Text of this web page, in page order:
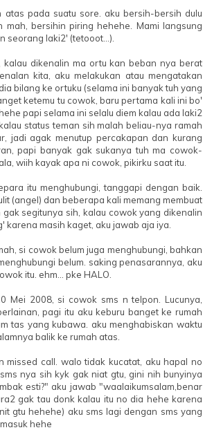
pada suatu sore. aku bersih-bersih dulu
mah, bersihin piring hehehe. Mami langsung
seorang laki2' (tetooot…).
dikenalin ma ortu kan beban nya berat
kita, aku melakukan atau mengatakan
bilang ke ortuku (selama ini banyak tuh yang
ketemu tu cowok, baru pertama kali ini bo'
papi selama ini selalu diem kalau ada laki2
status teman sih malah beliau-nya ramah
jadi agak menutup percakapan dan kurang
papi banyak gak sukanya tuh ma cowok-
wiih kayak apa ni cowok, pikirku saat itu.
itu menghubungi, tanggapi dengan baik.
(angel) dan beberapa kali memang membuat
segitunya sih, kalau cowok yang dikenalin
karena masih kaget, aku jawab aja iya.
si cowok belum juga menghubungi, bahkan
belum. saking penasarannya, aku
itu. ehm... pke HALO.
Mei 2008, si cowok sms n telpon. Lucunya,
pagi itu aku keburu banget ke rumah
tas yang kubawa. aku menghabiskan waktu
balik ke rumah atas.
call. walo tidak kucatat, aku hapal no
nya sih kyk gak niat gtu, gini nih bunyinya
esti?" aku jawab "waalaikumsalam,benar
gak tau donk kalau itu no dia hehe karena
gtu hehehe) aku sms lagi dengan sms yang
hehe